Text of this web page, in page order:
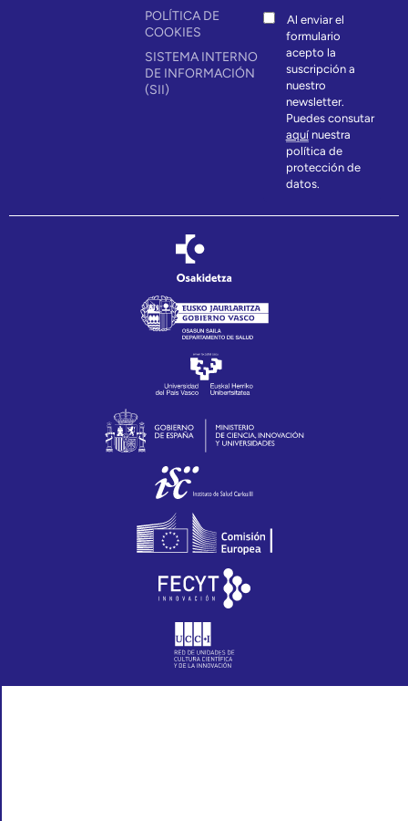
POLÍTICA DE
COOKIES
SISTEMA INTERNO
DE INFORMACIÓN
(SII)
Al enviar el
formulario
acepto la
suscripción a
nuestro
newsletter.
Puedes consutar
aquínuestra
política de
protección de
datos.